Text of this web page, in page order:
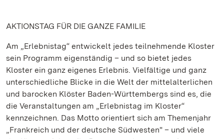
AKTIONSTAG FÜR DIE GANZE FAMILIE
Am „Erlebnistag“ entwickelt jedes teilnehmende Kloster
sein Programm eigenständig – und so bietet jedes
Kloster ein ganz eigenes Erlebnis. Vielfältige und ganz
unterschiedliche Blicke in die Welt der mittelalterlichen
und barocken Klöster Baden-Württembergs sind es, die
die Veranstaltungen am „Erlebnistag im Kloster“
kennzeichnen. Das Motto orientiert sich am Themenjahr
„Frankreich und der deutsche Südwesten" – und viele